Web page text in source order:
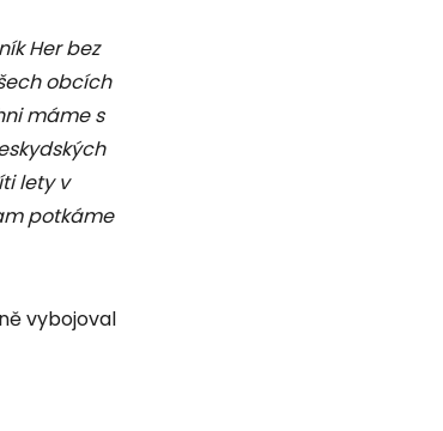
Her bez
obcích
máme s
lety v
potkáme
vybojoval